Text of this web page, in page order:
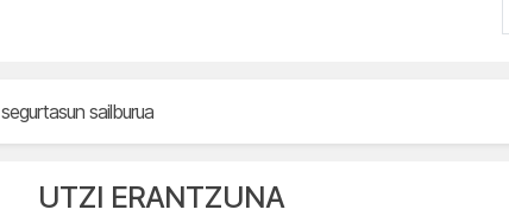
segurtasun sailburua
UTZI ERANTZUNA